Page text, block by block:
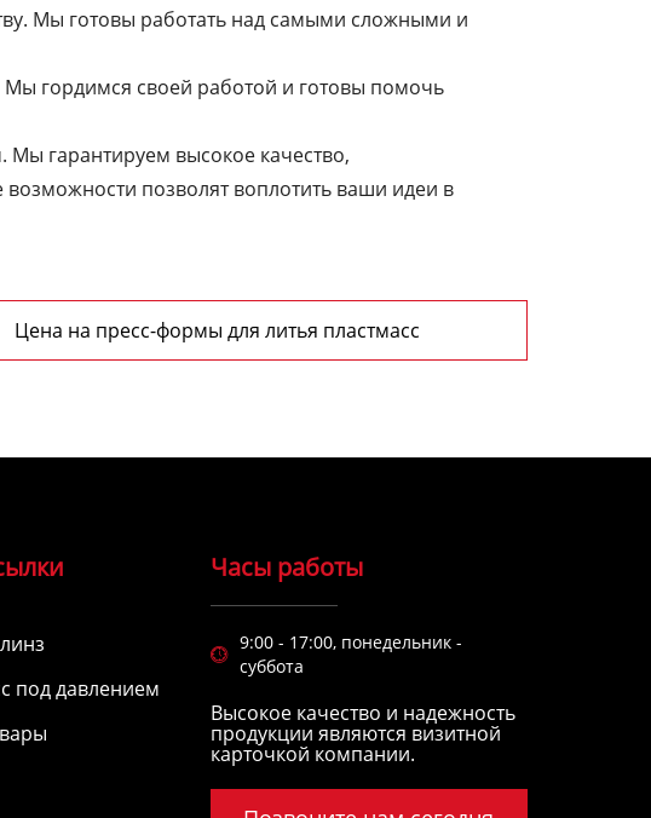
Мы готовы работать над самыми сложными и
гордимся своей работой и готовы помочь
Мы гарантируем высокое качество,
позволят воплотить ваши идеи в
Цена на пресс-формы для литья пластмасс
под давлением
Часы работы

9:00 - 17:00, понедельник -
суббота
Высокое качество и надежность
продукции являются визитной
карточкой компании.